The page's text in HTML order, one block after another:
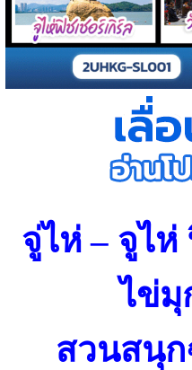
จู่ไห่ – จูไห่
ไข่มุ
สวนสนุก